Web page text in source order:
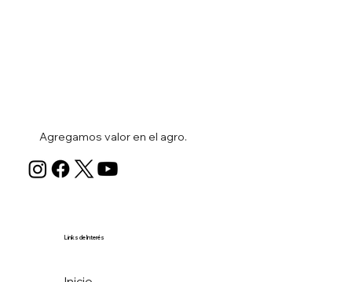
Agregamos valor en el agro.
Links de Interés